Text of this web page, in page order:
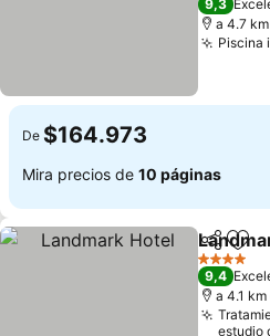
9,3
a 4.7
Piscina
De $164.973
Mira precios de 10 páginas
4 Estrellas
9,4
a 4.1
estudio